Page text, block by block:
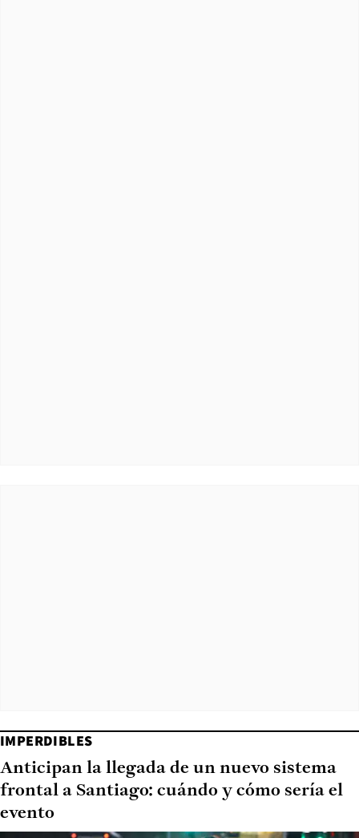
IMPERDIBLES
Anticipan la llegada de un nuevo sistema
frontal a Santiago: cuándo y cómo sería el
evento